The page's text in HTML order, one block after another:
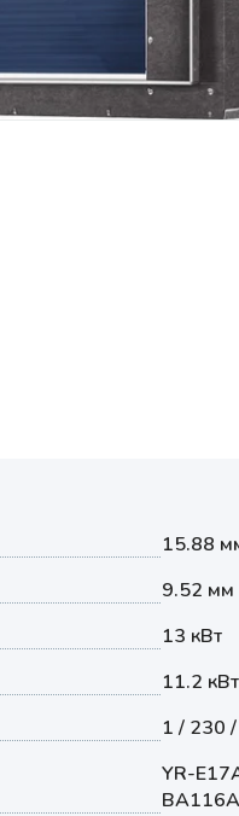
15.88
9.52 мм
13 кВт
11.2 кВт
1 / 230
YR-